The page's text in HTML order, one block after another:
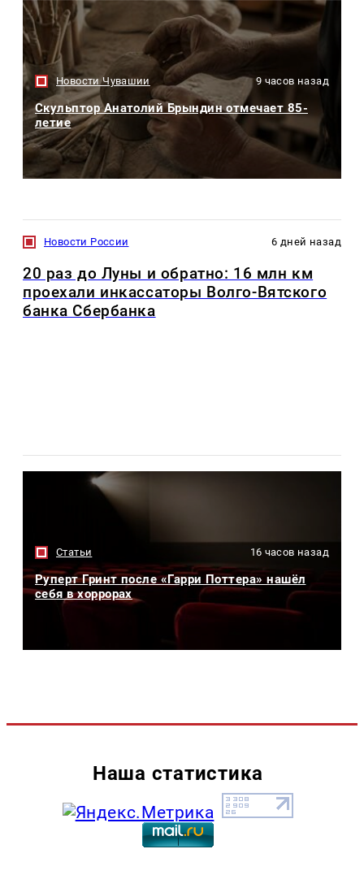
Новости Чувашии 9 часов назад
Скульптор Анатолий Брындин отмечает 85-
летие
Новости России 6 дней назад
20 раз до Луны и обратно: 16 млн км
проехали инкассаторы Волго-Вятского
банка Сбербанка
Статьи 16 часов назад
Руперт Гринт после «Гарри Поттера» нашёл
себя в хоррорах
Наша статистика